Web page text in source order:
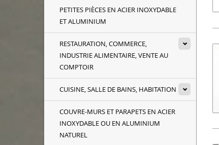
PETITES PIÈCES EN ACIER INOXYDABLE
ET ALUMINIUM
RESTAURATION, COMMERCE,
INDUSTRIE ALIMENTAIRE, VENTE AU
COMPTOIR
CUISINE, SALLE DE BAINS, HABITATION
COUVRE-MURS ET PARAPETS EN ACIER
INOXYDABLE OU EN ALUMINIUM
NATUREL